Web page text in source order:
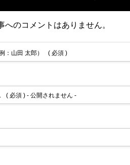
へのコメントはありません。
：山田 太郎） ( 必須 )
( 必須 ) - 公開されません -